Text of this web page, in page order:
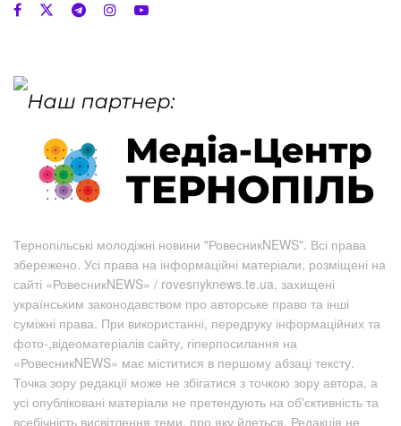
Тернопільські молодіжні новини "РовесникNEWS". Всі права
збережено. Усі права на інформаційні матеріали, розміщені на
сайті «РовесникNEWS» / rovesnyknews.te.ua, захищені
українським законодавством про авторське право та інші
суміжні права. При використанні, передруку інформаційних та
фото-,відеоматеріалів сайту, гіперпосилання на
«РовесникNEWS» має міститися в першому абзаці тексту.
Точка зору редакції може не збігатися з точкою зору автора, а
усі опубліковані матеріали не претендують на об'єктивність та
всебічність висвітлення теми, про яку йдеться. Редакція не